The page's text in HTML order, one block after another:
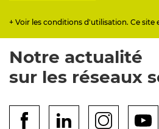
+ Voir les conditions d'utilisation. Ce site
Notre actualité
sur les réseaux